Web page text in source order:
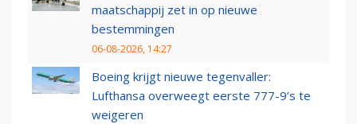
maatschappij zet in op nieuwe
bestemmingen
06-08-2026, 14:27
Boeing krijgt nieuwe tegenvaller:
Lufthansa overweegt eerste 777-9’s te
weigeren